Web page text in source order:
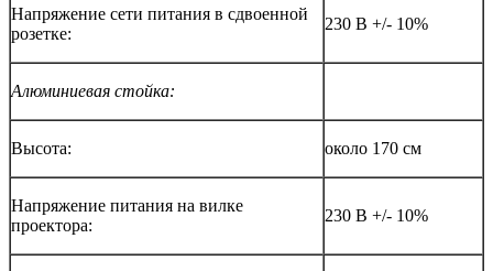
Напряжение сети питания в сдвоенной
розетке:
230 В +/- 10%
Алюминиевая стойка:
Высота: около 170 см
Напряжение питания на вилке
проектора:
230 В +/- 10%